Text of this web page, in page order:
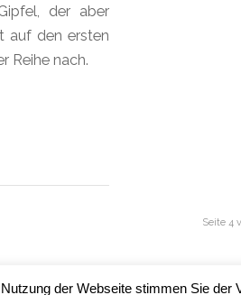
der aber
auf den ersten
Reihe nach.
Seite 4
der Webseite stimmen Sie der